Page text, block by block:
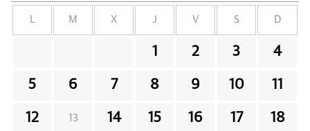
L M X J V S D
1 2 3 4
5 6 7 8 9 10 11
12 13 14 15 16 17 18